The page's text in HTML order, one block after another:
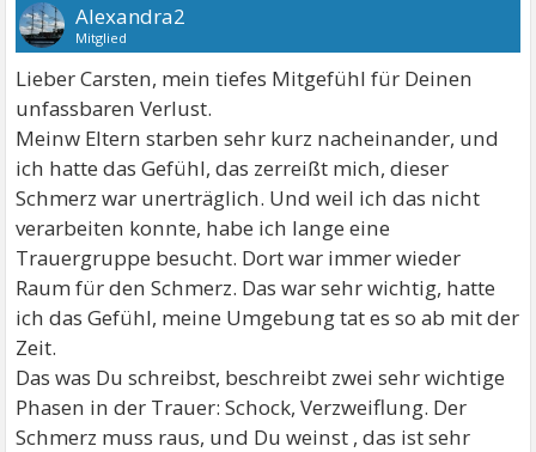
Alexandra2
Mitglied
Lieber Carsten, mein tiefes Mitgefühl für Deinen
unfassbaren Verlust.
Meinw Eltern starben sehr kurz nacheinander, und
ich hatte das Gefühl, das zerreißt mich, dieser
Schmerz war unerträglich. Und weil ich das nicht
verarbeiten konnte, habe ich lange eine
Trauergruppe besucht. Dort war immer wieder
Raum für den Schmerz. Das war sehr wichtig, hatte
ich das Gefühl, meine Umgebung tat es so ab mit der
Zeit.
Das was Du schreibst, beschreibt zwei sehr wichtige
Phasen in der Trauer: Schock, Verzweiflung. Der
Schmerz muss raus, und Du weinst , das ist sehr